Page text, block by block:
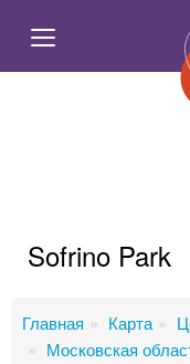
Sofrino Park
Главная Карта
Московская